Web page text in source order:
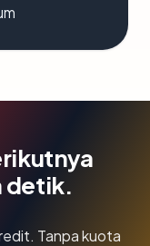
detik.
Tanpa kuota